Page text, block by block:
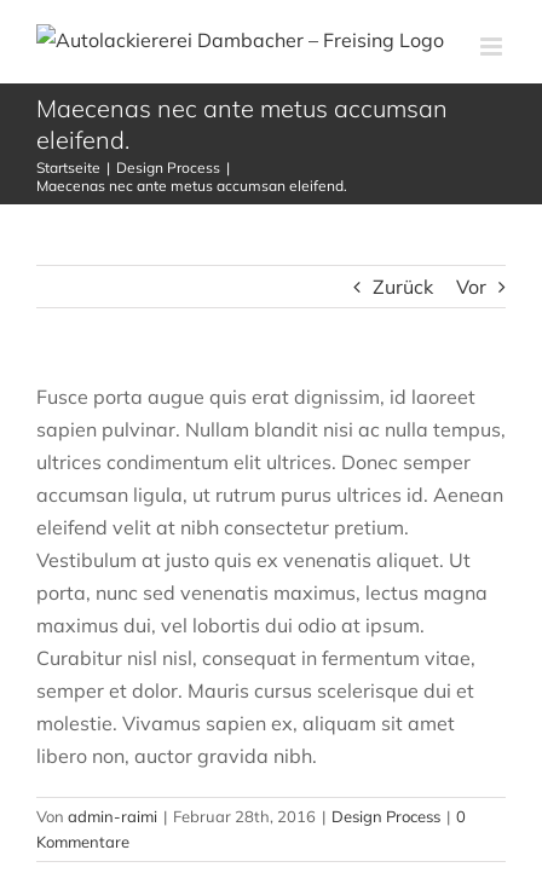
Inhalt
springen
Maecenas nec ante metus accumsan
eleifend.
Startseite
Design Process
Maecenas nec ante metus accumsan eleifend.
Zurück Vor
Fusce porta augue quis erat dignissim, id laoreet
sapien pulvinar. Nullam blandit nisi ac nulla tempus,
ultrices condimentum elit ultrices. Donec semper
accumsan ligula, ut rutrum purus ultrices id. Aenean
eleifend velit at nibh consectetur pretium.
Vestibulum at justo quis ex venenatis aliquet. Ut
porta, nunc sed venenatis maximus, lectus magna
maximus dui, vel lobortis dui odio at ipsum.
Curabitur nisl nisl, consequat in fermentum vitae,
semper et dolor. Mauris cursus scelerisque dui et
molestie. Vivamus sapien ex, aliquam sit amet
libero non, auctor gravida nibh.
Von admin-raimi | Februar 28th, 2016 | Design Process | 0
Kommentare